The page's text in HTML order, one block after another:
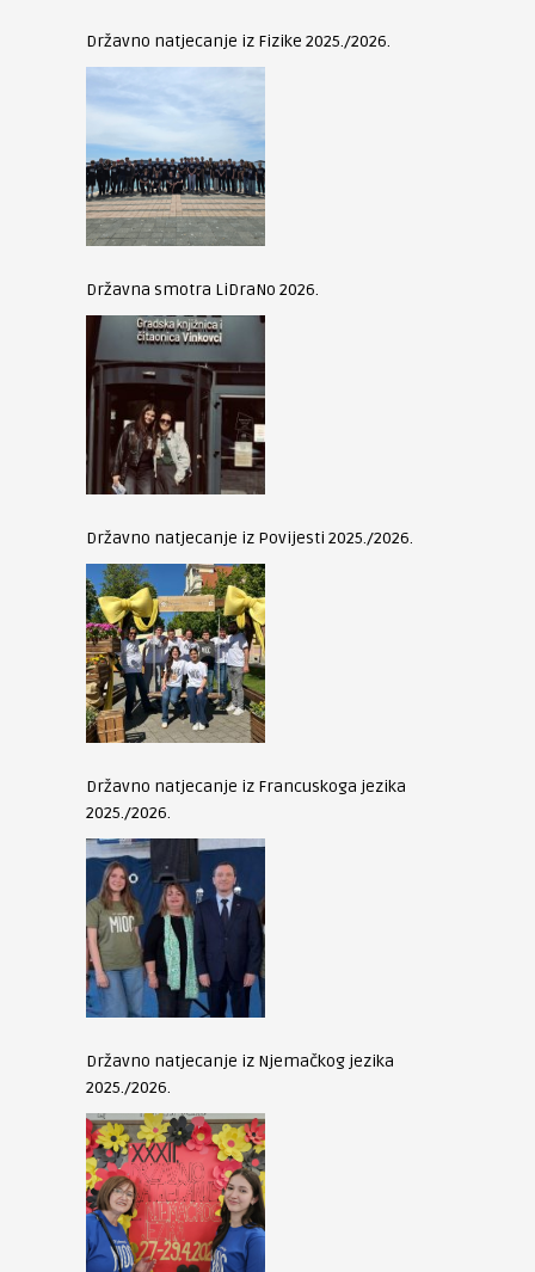
Državno natjecanje iz Fizike 2025./2026.
Državna smotra LiDraNo 2026.
Državno natjecanje iz Povijesti 2025./2026.
Državno natjecanje iz Francuskoga jezika
2025./2026.
Državno natjecanje iz Njemačkog jezika
2025./2026.